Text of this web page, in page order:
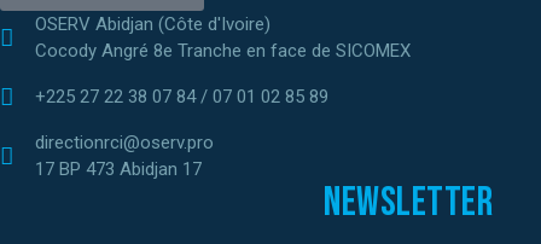
OSERV Abidjan (Côte d'Ivoire)
Cocody Angré 8e Tranche en face de SICOMEX
+225 27 22 38 07 84 / 07 01 02 85 89
directionrci@oserv.pro
17 BP 473 Abidjan 17
Newsletter